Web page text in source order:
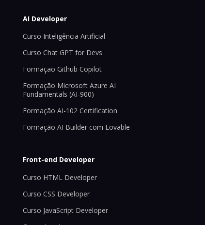
AI Developer
Curso Inteligência Artificial
Curso Chat GPT for Devs
Formação Github Copilot
Formação Microsoft Azure AI
Fundamentals (AI-900)
Formação AI-102 Certification
Formação AI Builder com Lovable
Front-end Developer
Curso HTML Developer
Curso CSS Developer
Curso JavaScript Developer